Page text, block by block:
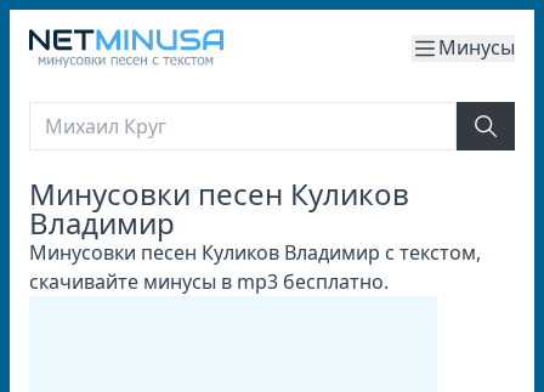
Минусы
Минусовки песен Куликов
Владимир
Минусовки песен Куликов Владимир с текстом,
скачивайте минусы в mp3 бесплатно.